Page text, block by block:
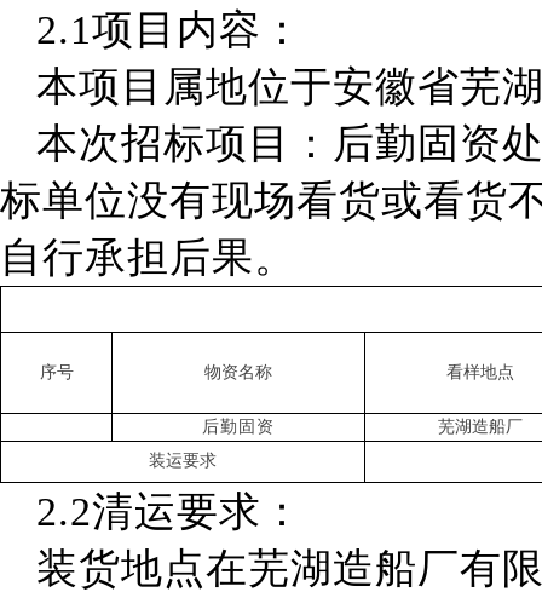
2.1项目内容：
本项目属地位于安徽省芜
本次招标项目： 后勤固资
标单位没有现场看货或看货
自行承担后果。
序号 物资名称 看样地点
后勤固资
芜湖造船厂
装运要求
2.2清运要求：
装货地点在芜湖造船厂有